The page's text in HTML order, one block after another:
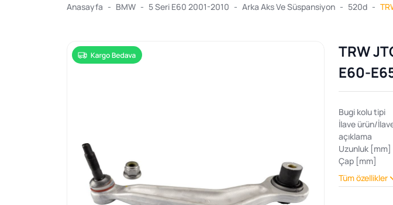
Anasayfa BMW 5 Seri E60 2001-2010 Arka Aks Ve Süspansiyon 520d
TRW
E60-
Bugi kolu tipi
İlave ürün/
açıklama
Uzunluk [mm]
Çap [mm]
Tüm özellikler